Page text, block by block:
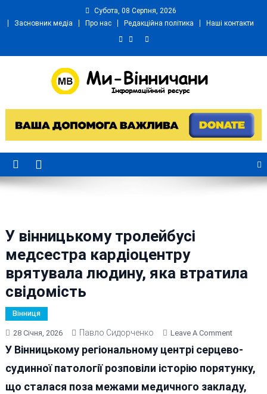
Субота, 08 Серпня, 2026
Засновник медіа
Про нас Редакційна політика Наші контакти
Ми Вінничани
У вінницькому тролейбусі
медсестра кардіоцентру
врятувала людину, яка втратила
свідомість
Вінниця
28 Січня, 2026 Павло Сидорченко Leave A CommentOn
У
У Вінницькому регіональному центрі серцево-
судинної патології розповіли історію порятунку,
що сталася поза межами медичного закладу,